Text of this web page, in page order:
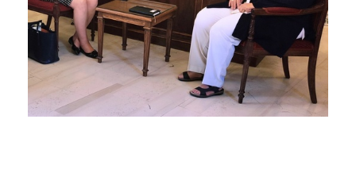
ΔΗΜΟΤΗΣ
ΕΠΙΣΚΕΠΤΗΣ
ΗΡΑΚΛΕΙΟ